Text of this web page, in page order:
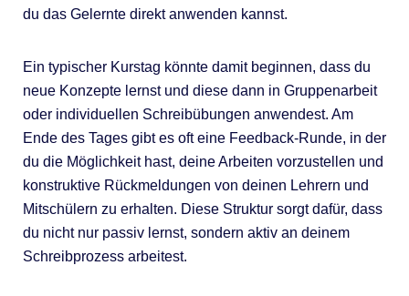
du das Gelernte direkt anwenden kannst.
Ein typischer Kurstag könnte damit beginnen, dass du
neue Konzepte lernst und diese dann in Gruppenarbeit
oder individuellen Schreibübungen anwendest. Am
Ende des Tages gibt es oft eine Feedback-Runde, in der
du die Möglichkeit hast, deine Arbeiten vorzustellen und
konstruktive Rückmeldungen von deinen Lehrern und
Mitschülern zu erhalten. Diese Struktur sorgt dafür, dass
du nicht nur passiv lernst, sondern aktiv an deinem
Schreibprozess arbeitest.